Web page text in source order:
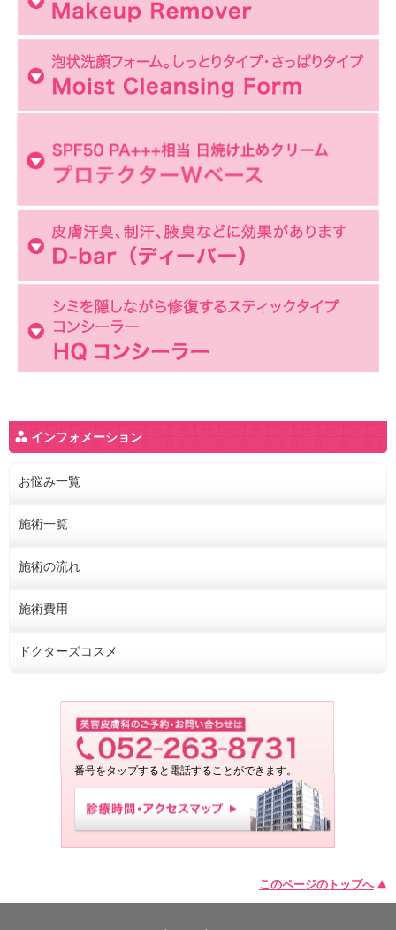
インフォメーション
お悩み一覧
施術一覧
施術の流れ
施術費用
ドクターズコスメ
番号をタップすると電話することができます。
このページのトップへ